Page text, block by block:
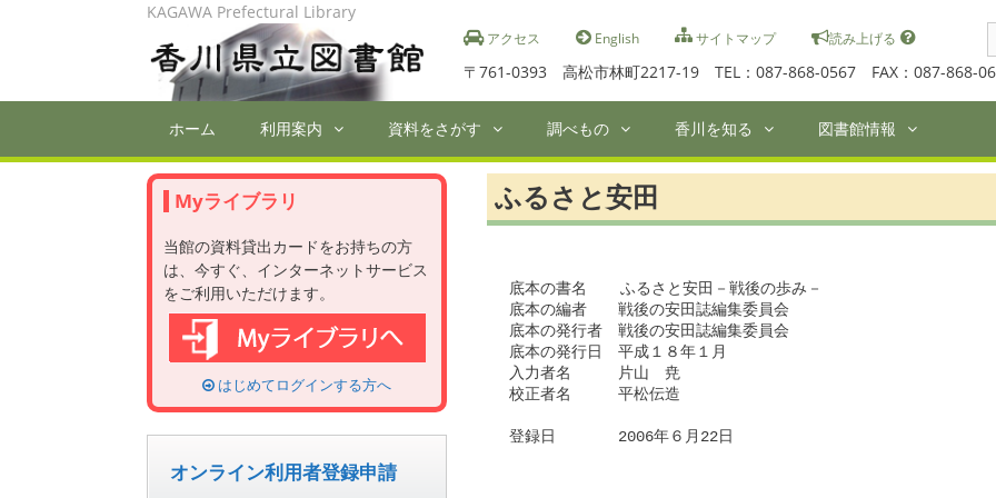
アクセス English サイトマップ 読み上げる
〒761-0393 高松市林町2217-19 TEL：087-868-0567 FAX：087-868-
KAGAWA Prefectural Library
ホーム 利用案内 資料をさがす 調べもの 香川を知る 図書館情報
ふるさと安田
底本の書名　  ふるさと安田－戦後の歩み－
底本の編者　　戦後の安田誌編集委員会
底本の発行者　戦後の安田誌編集委員会
底本の発行日　平成１８年１月
入力者名　　　片山　尭
校正者名　　　平松伝造
登録日　　　　2006年６月22日
Myライブラリ
当館の資料貸出カードをお持ちの方
は、今すぐ、インターネットサービス
をご利用いただけます。
はじめてログインする方へ
オンライン利用者登録申請